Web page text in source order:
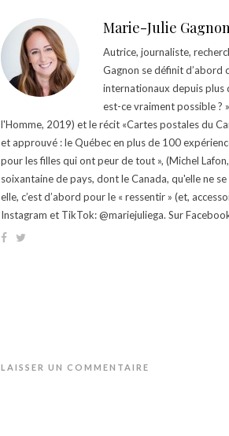
Marie-Julie
Autrice, journaliste,
Gagnon se définit d’abord
internationaux depuis plus
est-ce vraiment possible ?
l'Homme, 2019) et le récit «Cartes postales du
et approuvé : le Québec en plus de 100
pour les filles qui ont peur de tout », (Michel
soixantaine de pays, dont le Canada, qu'elle ne
elle, c’est d’abord pour le « ressentir » (et,
Instagram et TikTok: @mariejuliega. Sur
LAISSER UN COMMENTAIRE